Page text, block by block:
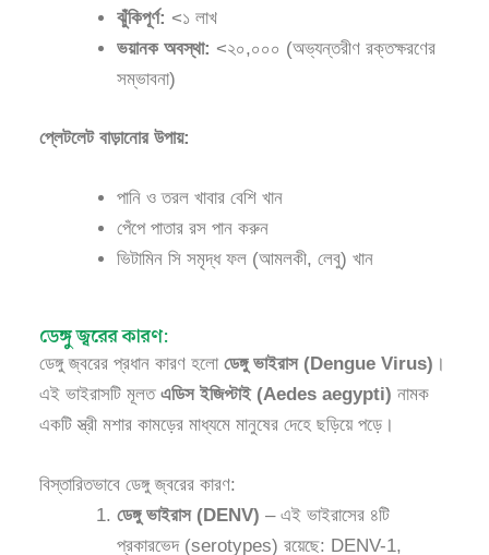
ঝুঁকিপূর্ণ: <১ লাখ
ভয়ানক অবস্থা: <২০,০০০ (অভ্যন্তরীণ রক্তক্ষরণের
সম্ভাবনা)
প্লেটলেট বাড়ানোর উপায়:
পানি ও তরল খাবার বেশি খান
পেঁপে পাতার রস পান করুন
ভিটামিন সি সমৃদ্ধ ফল (আমলকী, লেবু) খান
ডেঙ্গু জ্বরের কারণ:
ডেঙ্গু জ্বরের প্রধান কারণ হলোডেঙ্গু ভাইরাস (Dengue Virus) ।
এই ভাইরাসটি মূলতএডিস ইজিপ্টাই (Aedes aegypti) নামক
একটি স্ত্রী মশার কামড়ের মাধ্যমে মানুষের দেহে ছড়িয়ে পড়ে।
বিস্তারিতভাবে ডেঙ্গু জ্বরের কারণ:
ডেঙ্গু ভাইরাস (DENV) – এই ভাইরাসের ৪টি
প্রকারভেদ (serotypes) রয়েছে: DENV-1,